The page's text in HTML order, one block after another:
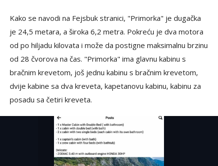
Kako se navodi na Fejsbuk stranici, "Primorka" je dugačka
je 24,5 metara, a široka 6,2 metra. Pokreću je dva motora
od po hiljadu kilovata i može da postigne maksimalnu brzinu
od 28 čvorova na čas. "Primorka" ima glavnu kabinu s
bračnim krevetom, još jednu kabinu s bračnim krevetom,
dvije kabine sa dva kreveta, kapetanovu kabinu, kabinu za
posadu sa četiri kreveta.